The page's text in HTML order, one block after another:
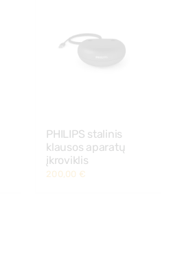
PHILIPS stalinis
klausos aparatų
įkroviklis
200,00 €